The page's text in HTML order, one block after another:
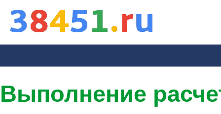
Выполнение